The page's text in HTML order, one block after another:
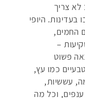
צריך
היופי
החמים,
–
פשוט
כמו עץ,
עששיות,
ענפים, וכל מה